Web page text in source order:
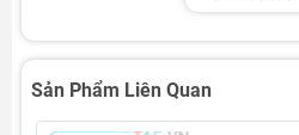
Sản Phẩm Liên Quan